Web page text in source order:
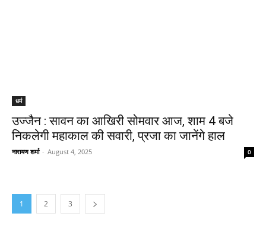
धर्म
उज्जैन : सावन का आखिरी सोमवार आज, शाम 4 बजे
निकलेगी महाकाल की सवारी, प्रजा का जानेंगे हाल
नारायण शर्मा - August 4, 2025 0
1 2 3